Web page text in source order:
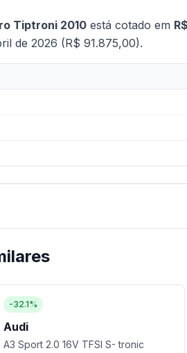
Tiptroni 2010 está cotado em
de 2026 (R$ 91.875,00).
-32.1%
Audi
A3 Sport 2.0 16V TFSI S- tronic